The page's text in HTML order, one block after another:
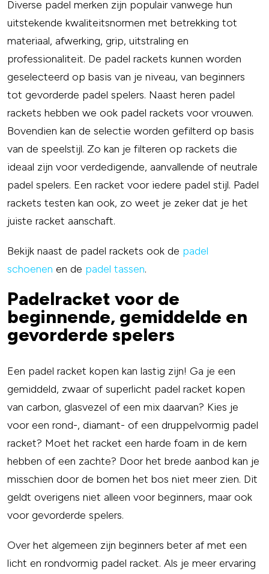
Diverse padel merken zijn populair vanwege hun
uitstekende kwaliteitsnormen met betrekking tot
materiaal, afwerking, grip, uitstraling en
professionaliteit. De padel rackets kunnen worden
geselecteerd op basis van je niveau, van beginners
tot gevorderde padel spelers. Naast heren padel
rackets hebben we ook padel rackets voor vrouwen.
Bovendien kan de selectie worden gefilterd op basis
van de speelstijl. Zo kan je filteren op rackets die
ideaal zijn voor verdedigende, aanvallende of neutrale
padel spelers. Een racket voor iedere padel stijl. Padel
rackets testen kan ook, zo weet je zeker dat je het
juiste racket aanschaft.
Bekijk naast de padel rackets ook de padel
schoenen en de padel tassen.
Padelracket voor de
beginnende, gemiddelde en
gevorderde spelers
Een padel racket kopen kan lastig zijn! Ga je een
gemiddeld, zwaar of superlicht padel racket kopen
van carbon, glasvezel of een mix daarvan? Kies je
voor een rond-, diamant- of een druppelvormig padel
racket? Moet het racket een harde foam in de kern
hebben of een zachte? Door het brede aanbod kan je
misschien door de bomen het bos niet meer zien. Dit
geldt overigens niet alleen voor beginners, maar ook
voor gevorderde spelers.
Over het algemeen zijn beginners beter af met een
licht en rondvormig padel racket. Als je meer ervaring